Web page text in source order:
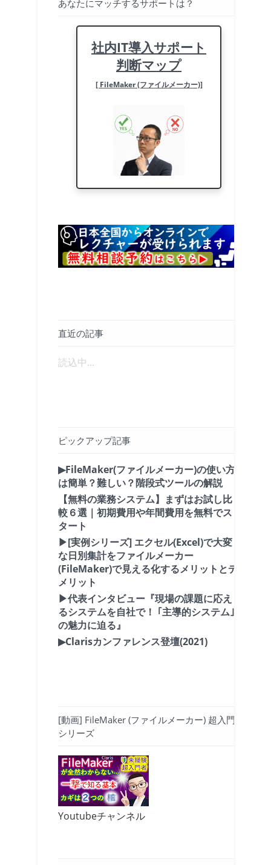
あなたにマッチするサポートは？
社内IT導入サポート
判断マップ
[ FileMaker (ファイルメーカー)]
直近の記事
読込中...
ピックアップ記事
▶FileMaker(ファイルメーカー)の使い方
は簡単？難しい？階段式ツールの解説
【無料の業務システム】まずはお試し比
較６選｜初期費用や年間費用を無料でス
タート
▶[実例シリーズ] エクセル(Excel)で大変
な日別集計をファイルメーカー
(FileMaker)で見える化するメリットとデ
メリット
▶代表インタビュー『現場の課題に応え
るシステムを自社で！ ｢主導的システム｣
の魅力に迫る』
▶Clarisカンファレンス登壇(2021)
[動画] FileMaker (ファイルメーカー) 超入門
シリーズ
Youtubeチャンネル